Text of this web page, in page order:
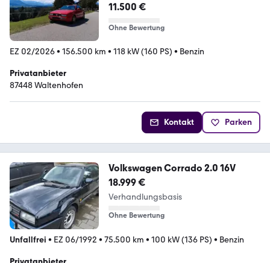
11.500 €
Ohne Bewertung
EZ 02/2026• 156.500 km • 118 kW (160 PS) • Benzin
Privatanbieter
87448 Waltenhofen
Kontakt Parken
Volkswagen Corrado 2.0 16V
18.999 €
Verhandlungsbasis
Ohne Bewertung
Unfallfrei • EZ 06/1992 • 75.500 km • 100 kW (136 PS) • Benzin